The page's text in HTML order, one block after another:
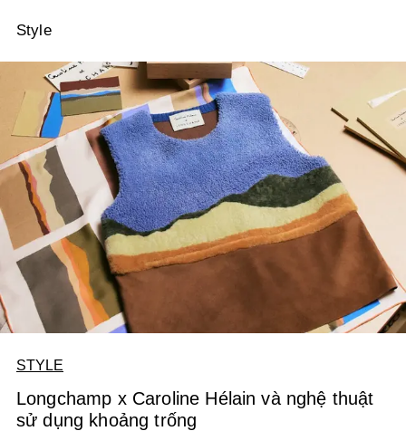
Style
STYLE
Longchamp x Caroline Hélain và nghệ thuật
sử dụng khoảng trống